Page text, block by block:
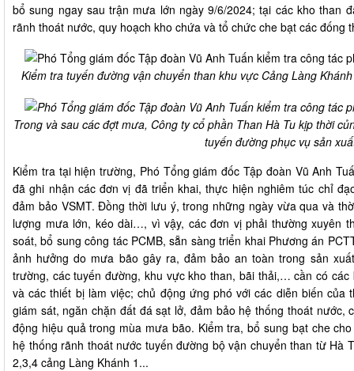
bổ sung ngay sau trận mưa lớn ngày 9/6/2024; tại các kho than
rãnh thoát nước, quy hoạch kho chứa và tổ chức che bạt các
Kiểm tra tuyến đường vận chuyển than khu vực Cảng Làng
Trong và sau các đợt mưa, Công ty cổ phần Than Hà Tu kịp thời
tuyến đường phục vụ sản
Kiểm tra tại hiện trường, Phó Tổng giám đốc Tập đoàn Vũ Anh
đã ghi nhận các đơn vị đã triển khai, thực hiện nghiêm túc chỉ
đảm bảo VSMT. Đồng thời lưu ý, trong những ngày vừa qua và
lượng mưa lớn, kéo dài…, vì vậy, các đơn vị phải thường xuyên
soát, bổ sung công tác PCMB, sẵn sàng triển khai Phương án
ảnh hưởng do mưa bão gây ra, đảm bảo an toàn trong sản
trường, các tuyến đường, khu vực kho than, bãi thải,… cần có
và các thiết bị làm việc; chủ động ứng phó với các diễn biến của
giám sát, ngăn chặn đất đá sạt lở, đảm bảo hệ thống thoát nước,
động hiệu quả trong mùa mưa bão. Kiểm tra, bổ sung bạt che
hệ thống rãnh thoát nước tuyến đường bộ vận chuyển than từ Hà
2,3,4 cảng Làng Khánh 1...